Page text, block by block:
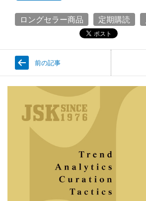
ロングセラー商品 定期購読
前の記事